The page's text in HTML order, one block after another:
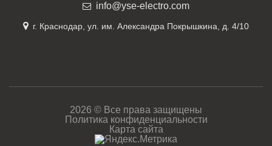
info@yse-electro.com
г. Краснодар, ул. им. Александра Покрышкина, д. 4/10
2026 © Все права защищены
Политика конфиденциальности
Карта сайта